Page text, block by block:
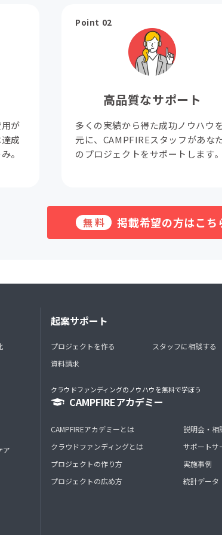
が
成
。
Point 02
高品質なサポート
多くの実績から得た成功ノウハウを
元に、CAMPFIREスタッフがあな
のプロジェクトをサポートします。
無料 掲載希望の方はこち
ア
起案サポート
プロジェクトを作る
資料請求
スタッフに相談する
クラウドファンディングのノウハウを無料で学ぼう
CAMPFIREアカデミー
CAMPFIREアカデミーとは
クラウドファンディングとは
プロジェクトの作り方
プロジェクトの広め方
説明会・相
サポートサ
実施事例
統計データ